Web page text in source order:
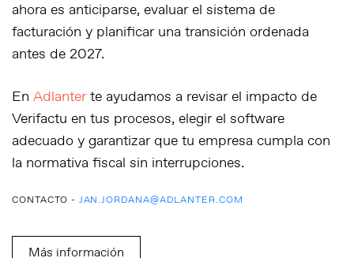
ahora es anticiparse, evaluar el sistema de
facturación y planificar una transición ordenada
antes de 2027.
En Adlanterte ayudamos a revisar el impacto de
Verifactu en tus procesos, elegir el software
adecuado y garantizar que tu empresa cumpla con
la normativa fiscal sin interrupciones.
CONTACTO - JAN.JORDANA@ADLANTER.COM
Más información